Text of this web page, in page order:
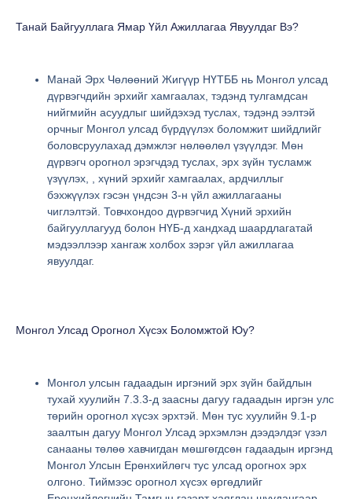
Танай Байгууллага Ямар Үйл Ажиллагаа Явуулдаг Вэ?
Манай Эрх Чөлөөний Жигүүр НҮТББ нь Монгол улсад
дүрвэгчдийн эрхийг хамгаалах, тэдэнд тулгамдсан
нийгмийн асуудлыг шийдэхэд туслах, тэдэнд ээлтэй
орчныг Монгол улсад бүрдүүлэх боломжит шийдлийг
боловсруулахад дэмжлэг нөлөөлөл үзүүлдэг. Мөн
дүрвэгч орогнол эрэгчдэд туслах, эрх зүйн тусламж
үзүүлэх, , хүний эрхийг хамгаалах, ардчиллыг
бэхжүүлэх гэсэн үндсэн 3-н үйл ажиллагааны
чиглэлтэй. Товчхондоо дүрвэгчид Хүний эрхийн
байгууллагууд болон НҮБ-д хандхад шаардлагатай
мэдээллээр хангаж холбох зэрэг үйл ажиллагаа
явуулдаг.
Монгол Улсад Орогнол Хүсэх Боломжтой Юу?
Монгол улсын гадаадын иргэний эрх зүйн байдлын
тухай хуулийн 7.3.3-д заасны дагуу гадаадын иргэн улс
төрийн орогнол хүсэх эрхтэй. Мөн тус хуулийн 9.1-р
заалтын дагуу Монгол Улсад эрхэмлэн дээдэлдэг үзэл
санааны төлөө хавчигдан мөшгөгдсөн гадаадын иргэнд
Монгол Улсын Ерөнхийлөгч тус улсад орогнох эрх
олгоно. Тиймээс орогнол хүсэх өргөдлийг